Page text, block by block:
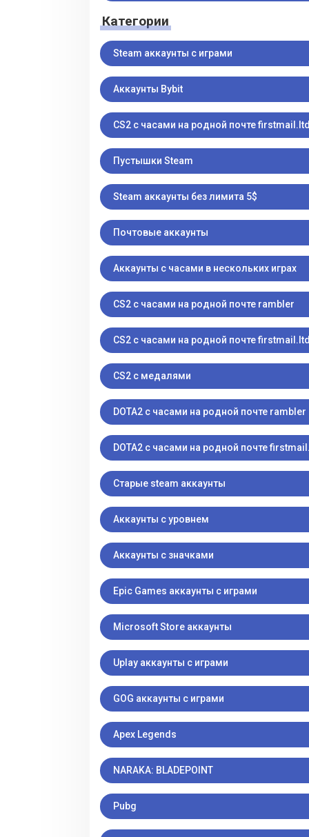
Категории
Steam аккаунты с играми
Аккаунты Bybit
CS2 с часами на родной почте
Пустышки Steam
Steam аккаунты без лимита 5$
Почтовые аккаунты
Аккаунты с часами в нескольких играх
CS2 с часами на родной почте rambler
CS2 с часами на родной почте
CS2 с медалями
DOTA2 с часами на родной почте rambler
DOTA2 с часами на родной почте
Старые steam аккаунты
Аккаунты с уровнем
Аккаунты с значками
Epic Games аккаунты с играми
Microsoft Store аккаунты
Uplay аккаунты с играми
GOG аккаунты с играми
Apex Legends
NARAKA: BLADEPOINT
Pubg